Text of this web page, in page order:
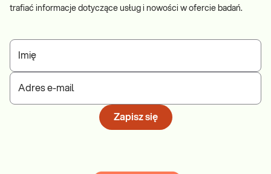
trafiać informacje dotyczące usług i nowości w ofercie badań.
Imię
Adres e-mail
Zapisz się